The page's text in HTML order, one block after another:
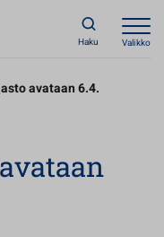
Haku Valikko
avataan 6.4.